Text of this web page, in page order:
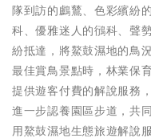
隊到訪的鸕鶿、色彩繽紛
科、優雅迷人的鴴科、聲
紛抵達，將鰲鼓濕地的鳥
最佳賞鳥景點時，林業保
提供遊客付費的解說服務
進一步認養園區步道，共
用鰲鼓濕地生態旅遊解說